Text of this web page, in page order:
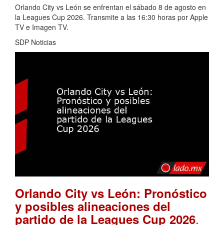
Orlando City vs León se enfrentan el sábado 8 de agosto en
la Leagues Cup 2026. Transmite a las 16:30 horas por Apple
TV e Imagen TV.
SDP Noticias
Orlando City vs León: Pronóstico
y posibles alineaciones del
partido de la Leagues Cup 2026.